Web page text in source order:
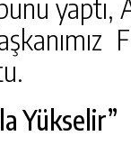
yaptı,
Yükselir”